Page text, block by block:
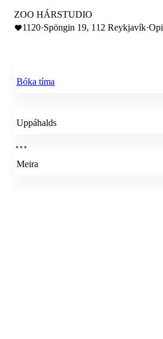
ZOO HÁRSTUDIO
1120·Spöngin 19, 112 Reykjavík·
Bóka tíma
Uppáhalds
Meira